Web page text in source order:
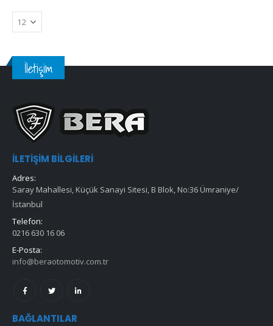
İletişim
İLETIŞIM BILGILERI
Adres:
Saray Mahallesi, Küçük Sanayi Sitesi, B Blok, No:36 Ümraniye/
İstanbul
Telefon:
0216 630 16 06
E-Posta:
info@beraotomotiv.com.tr
BAĞLANTILAR